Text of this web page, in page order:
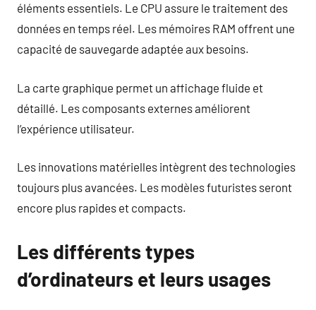
éléments essentiels. Le CPU assure le traitement des
données en temps réel. Les mémoires RAM offrent une
capacité de sauvegarde adaptée aux besoins.
La carte graphique permet un affichage fluide et
détaillé. Les composants externes améliorent
l’expérience utilisateur.
Les innovations matérielles intègrent des technologies
toujours plus avancées. Les modèles futuristes seront
encore plus rapides et compacts.
Les différents types
d’ordinateurs et leurs usages